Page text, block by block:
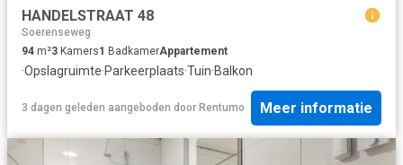
HANDELSTRAAT 48
Soerenseweg
94 m²3 Kamers1 BadkamerAppartement
·Opslagruimte·Parkeerplaats·Tuin·Balkon
3 dagen geleden aangeboden door Rentumo Meer informatie